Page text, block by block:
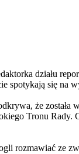
działu
spotykają się
że
Tronu
rozmawiać ze